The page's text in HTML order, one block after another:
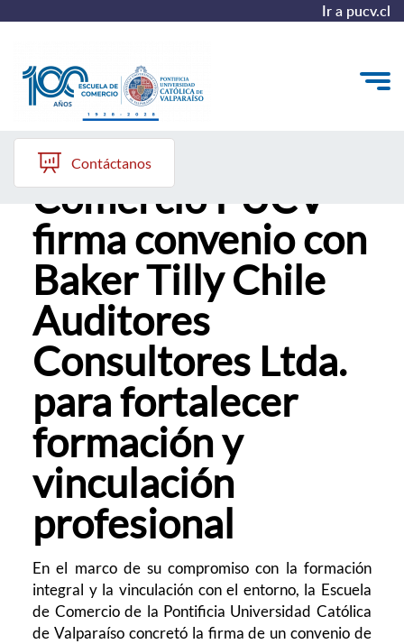
Ir a pucv.cl
Quiénes somos
Vinculación con el Medio
Formación Continua
Postgrados
Admisión
Contáctanos
Escuela de
Comercio PUCV
firma convenio con
Baker Tilly Chile
Auditores
Consultores Ltda.
para fortalecer
formación y
vinculación
profesional
En el marco de su compromiso con la formación
integral y la vinculación con el entorno, la Escuela
de Comercio de la Pontificia Universidad Católica
de Valparaíso concretó la firma de un convenio de